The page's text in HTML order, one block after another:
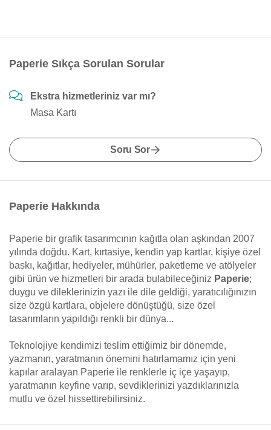
Paperie Sıkça Sorulan Sorular
Ekstra hizmetleriniz var mı?
Masa Kartı
Soru Sor
Paperie Hakkında
Paperie bir grafik tasarımcının kağıtla olan aşkından 2007
yılında doğdu. Kart, kırtasiye, kendin yap kartlar, kişiye özel
baskı, kağıtlar, hediyeler, mühürler, paketleme ve atölyeler
gibi ürün ve hizmetleri bir arada bulabileceğiniz Paperie;
duygu ve dileklerinizin yazı ile dile geldiği, yaratıcılığınızın
size özgü kartlara, objelere dönüştüğü, size özel
tasarımların yapıldığı renkli bir dünya...
Teknolojiye kendimizi teslim ettiğimiz bir dönemde,
yazmanın, yaratmanın önemini hatırlamamız için yeni
kapılar aralayan Paperie ile renklerle iç içe yaşayıp,
yaratmanın keyfine varıp, sevdiklerinizi yazdıklarınızla
mutlu ve özel hissettirebilirsiniz.